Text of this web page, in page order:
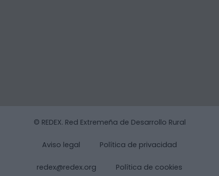
© REDEX. Red Extremeña de Desarrollo Rural
Aviso legal Política de privacidad
redex@redex.org Política de cookies